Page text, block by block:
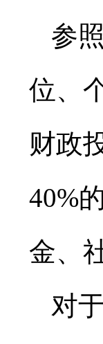
参
位、
财政
40%
金、
对